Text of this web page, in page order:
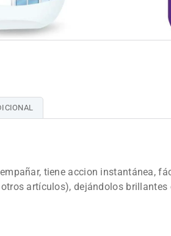
tiene accion instantánea,
artículos), dejándolos